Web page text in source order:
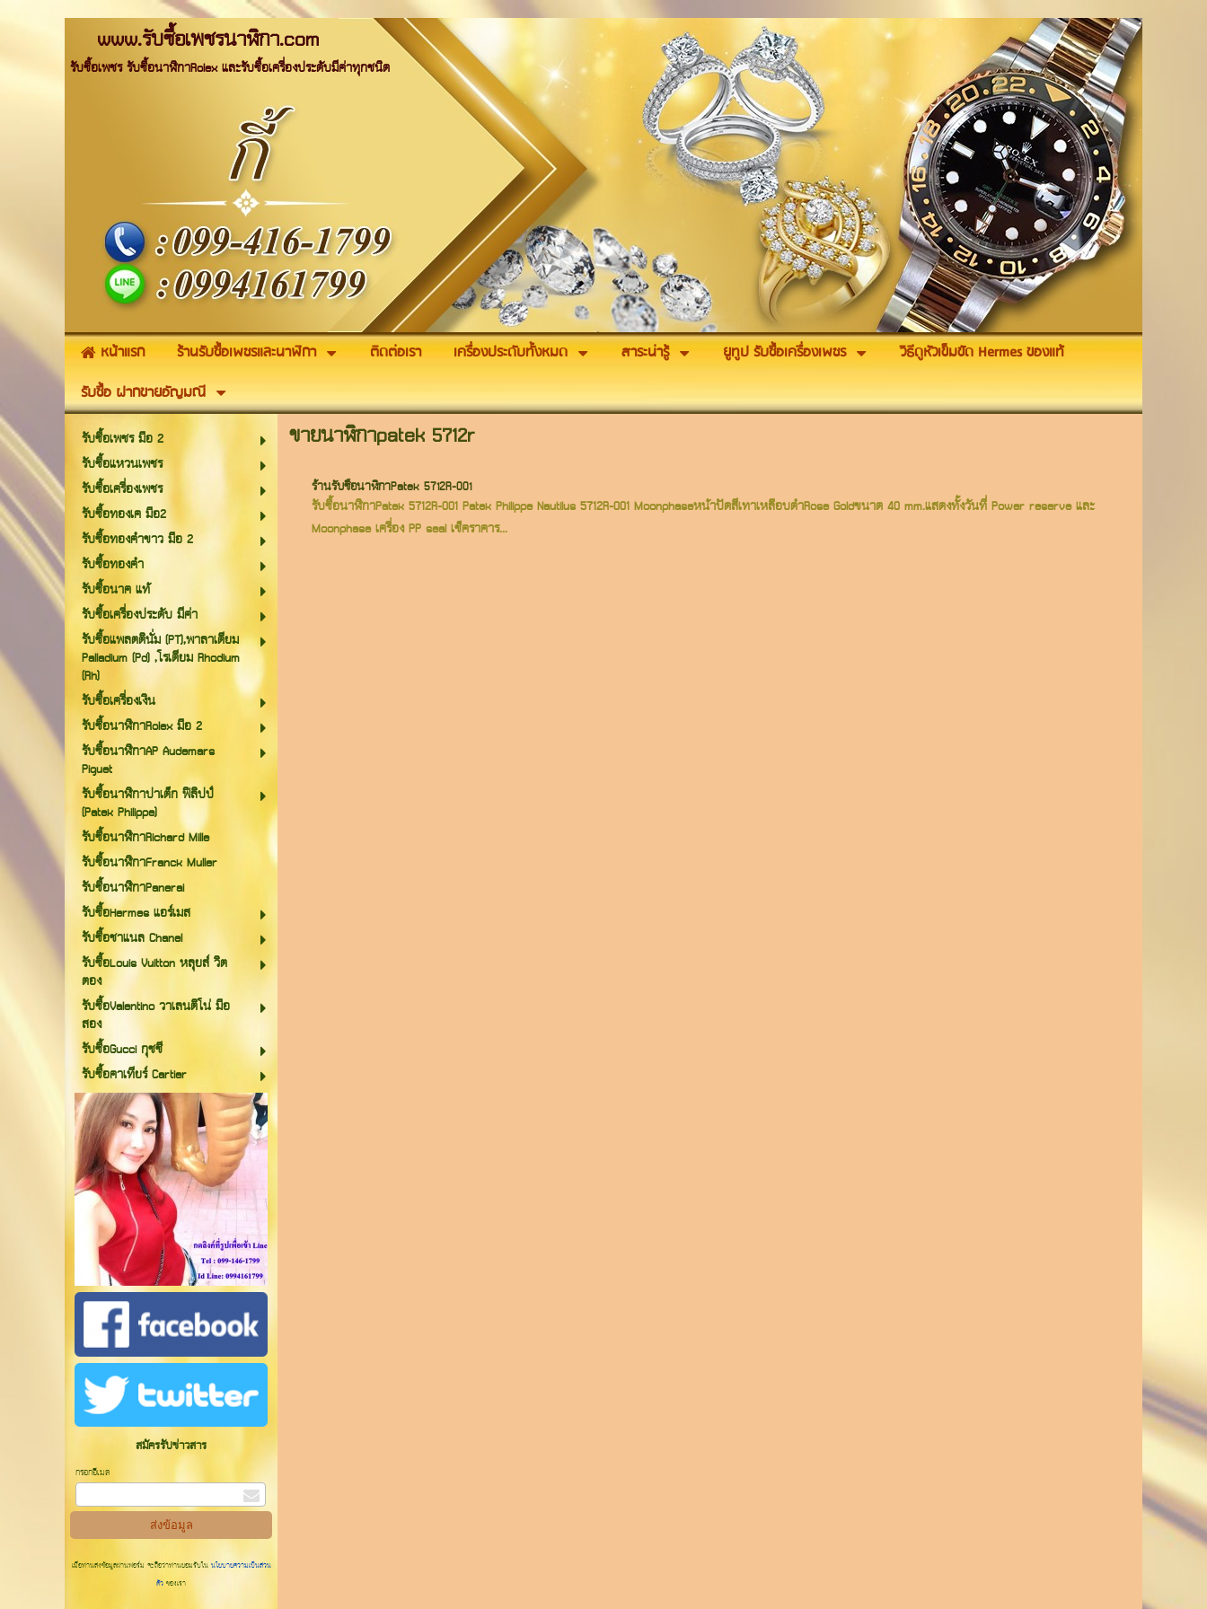
www.รับซื้อเพชรนาฬิกา.com
รับซื้อเพชร รับซื้อนาฬิกาRolex และรับซื้อเครื่องประดับมีค่าทุกชนิด
หน้าแรก ร้านรับซื้อเพชรและนาฬิกา ติดต่อเรา เครื่องประดับทั้งหมด สาระน่ารู้ ยูทูป รับซื้อเครื่องเพชร
วิธีดูหัวเข็มขัด Hermes ของแท้
รับซื้อ ฝากขายอัญมณี
รับซื้อเพชร มือ 2
รับซื้อแหวนเพชร
รับซื้อเครื่องเพชร
รับซื้อทองเค มือ2
รับซื้อทองคำขาว มือ 2
รับซื้อทองคำ
รับซื้อนาค แท้
รับซื้อเครื่องประดับ มีค่า
รับซื้อแพลตตินั่ม (PT),พาลาเดียม
Palladium (Pd) ,โรเดียม Rhodium
(Rh)
รับซื้อเครื่องเงิน
รับซื้อนาฬิกาRolex มือ 2
รับซื้อนาฬิกาAP Audemars
Piguet
รับซื้อนาฬิกาปาเต็ก ฟิลิปป์
(Patek Philippe)
รับซื้อนาฬิกาRichard Mille
รับซื้อนาฬิกาFranck Muller
รับซื้อนาฬิกาPanerai
รับซื้อHermes แอร์เมส
รับซื้อชาแนล Chanel
รับซื้อLouis Vuitton หลุยส์ วิต
ตอง
รับซื้อValentino วาเลนติโน่ มือ
สอง
รับซื้อGucci กุชชี
รับซื้อคาเทียร์ Cartier
สมัครรับข่าวสาร
กรอกอีเมล
เมื่อท่านส่งข้อมูลผ่านฟอร์ม จะถือว่าท่านยอมรับในนโยบายความเป็นส่วน
ตัวของเรา
ขายนาฬิกาpatek 5712r
ร้านรับซื้อนาฬิกาPatek 5712R-001
รับซื้อนาฬิกาPatek 5712R-001 Patek Philippe Nautilus 5712R-001 Moonphaseหน้าปัดสีเทาเหลือบดำRose Goldขนาด 40 mm.แสดงทั้งวันที่ Power reserve และ
Moonphase เครื่อง PP seal เช็คราคาร...